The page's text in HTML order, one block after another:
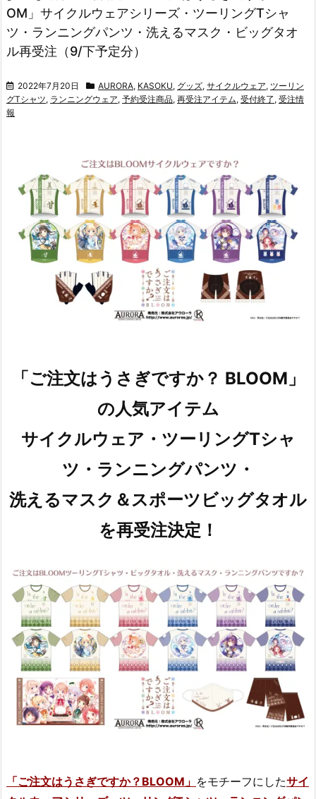
OM」サイクルウェアシリーズ・ツーリングTシャ
ツ・ランニングパンツ・洗えるマスク・ビッグタオ
ル再受注（9/下予定分）
2022年7月20日 AURORA, KASOKU, グッズ, サイクルウェア, ツーリン
グTシャツ, ランニングウェア, 予約受注商品, 再受注アイテム, 受付終了 , 受注情
報
「ご注文はうさぎですか？ BLOOM」
の人気アイテム
サイクルウェア・ツーリングTシャ
ツ・ランニングパンツ・
洗えるマスク＆スポーツビッグタオル
を再受注決定！
「ご注文はうさぎですか？BLOOM」 をモチーフにしたサイ